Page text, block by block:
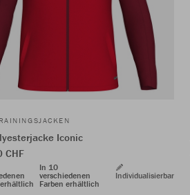
Iconic
CHF
In 10
verschiedenen
Farben erhältlich
Individualisierbar